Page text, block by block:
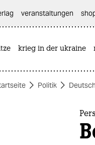
veranstaltungen
krieg in der ukraine
Politik